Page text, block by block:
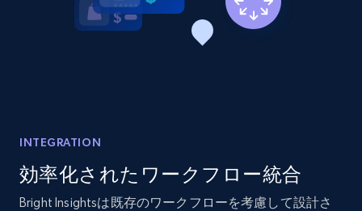
INTEGRATION
効率化されたワークフロー統合
Bright Insightsは既存のワークフローを考慮して設計さ